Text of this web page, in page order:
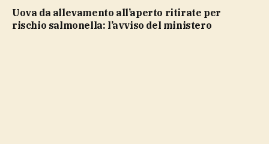
Uova da allevamento all’aperto ritirate per
rischio salmonella: l’avviso del ministero